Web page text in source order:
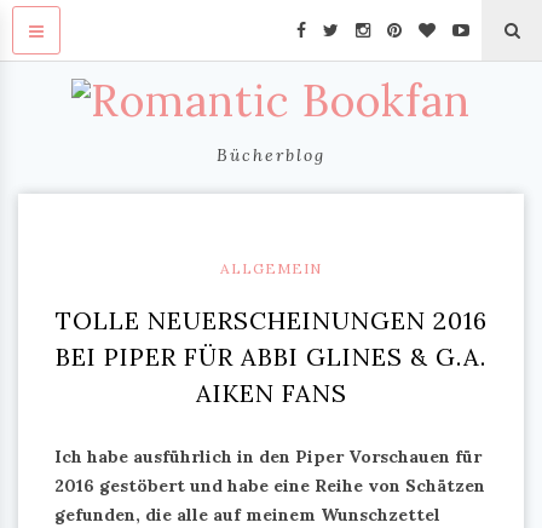
Bücherblog
ALLGEMEIN
TOLLE NEUERSCHEINUNGEN 2016
BEI PIPER FÜR ABBI GLINES & G.A.
AIKEN FANS
Ich habe ausführlich in den Piper Vorschauen für
2016 gestöbert und habe eine Reihe von Schätzen
gefunden, die alle auf meinem Wunschzettel